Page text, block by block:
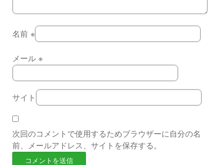
名前 ※
メール ※
サイト
次回のコメントで使用するためブラウザーに自分の名
前、メールアドレス、サイトを保存する。